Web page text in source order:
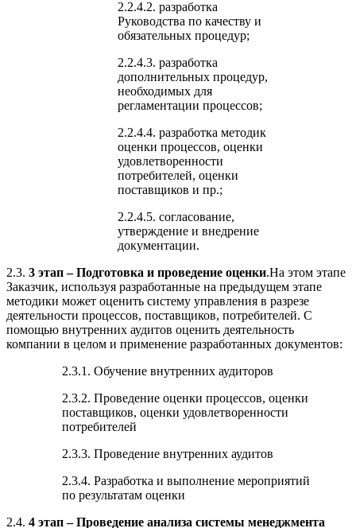
2.2.4.2. разработка
Руководства по качеству и
обязательных процедур;
2.2.4.3. разработка
дополнительных процедур,
необходимых для
регламентации процессов;
2.2.4.4. разработка методик
оценки процессов, оценки
удовлетворенности
потребителей, оценки
поставщиков и пр.;
2.2.4.5. согласование,
утверждение и внедрение
документации.
2.3. 3 этап – Подготовка и проведение оценки.На этом этапе
Заказчик, используя разработанные на предыдущем этапе
методики может оценить систему управления в разрезе
деятельности процессов, поставщиков, потребителей. С
помощью внутренних аудитов оценить деятельность
компании в целом и применение разработанных документов:
2.3.1. Обучение внутренних аудиторов
2.3.2. Проведение оценки процессов, оценки
поставщиков, оценки удовлетворенности
потребителей
2.3.3. Проведение внутренних аудитов
2.3.4. Разработка и выполнение мероприятий
по результатам оценки
2.4. 4 этап – Проведение анализа системы менеджмента